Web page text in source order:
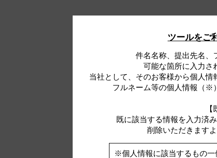
ツールをご
件名名称、提出先名、
可能な箇所に入力さ
当社として、そのお客様から個人
フルネーム等の個人情報（※
既に該当する情報を入力済
削除いただきます
※個人情報に該当するもの一